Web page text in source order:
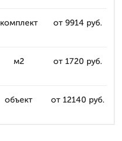
комплект от 9914 руб.
м2 от 1720 руб.
объект от 12140 руб.